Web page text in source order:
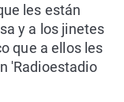
les están
y a los jinetes
que a ellos les
'Radioestadio